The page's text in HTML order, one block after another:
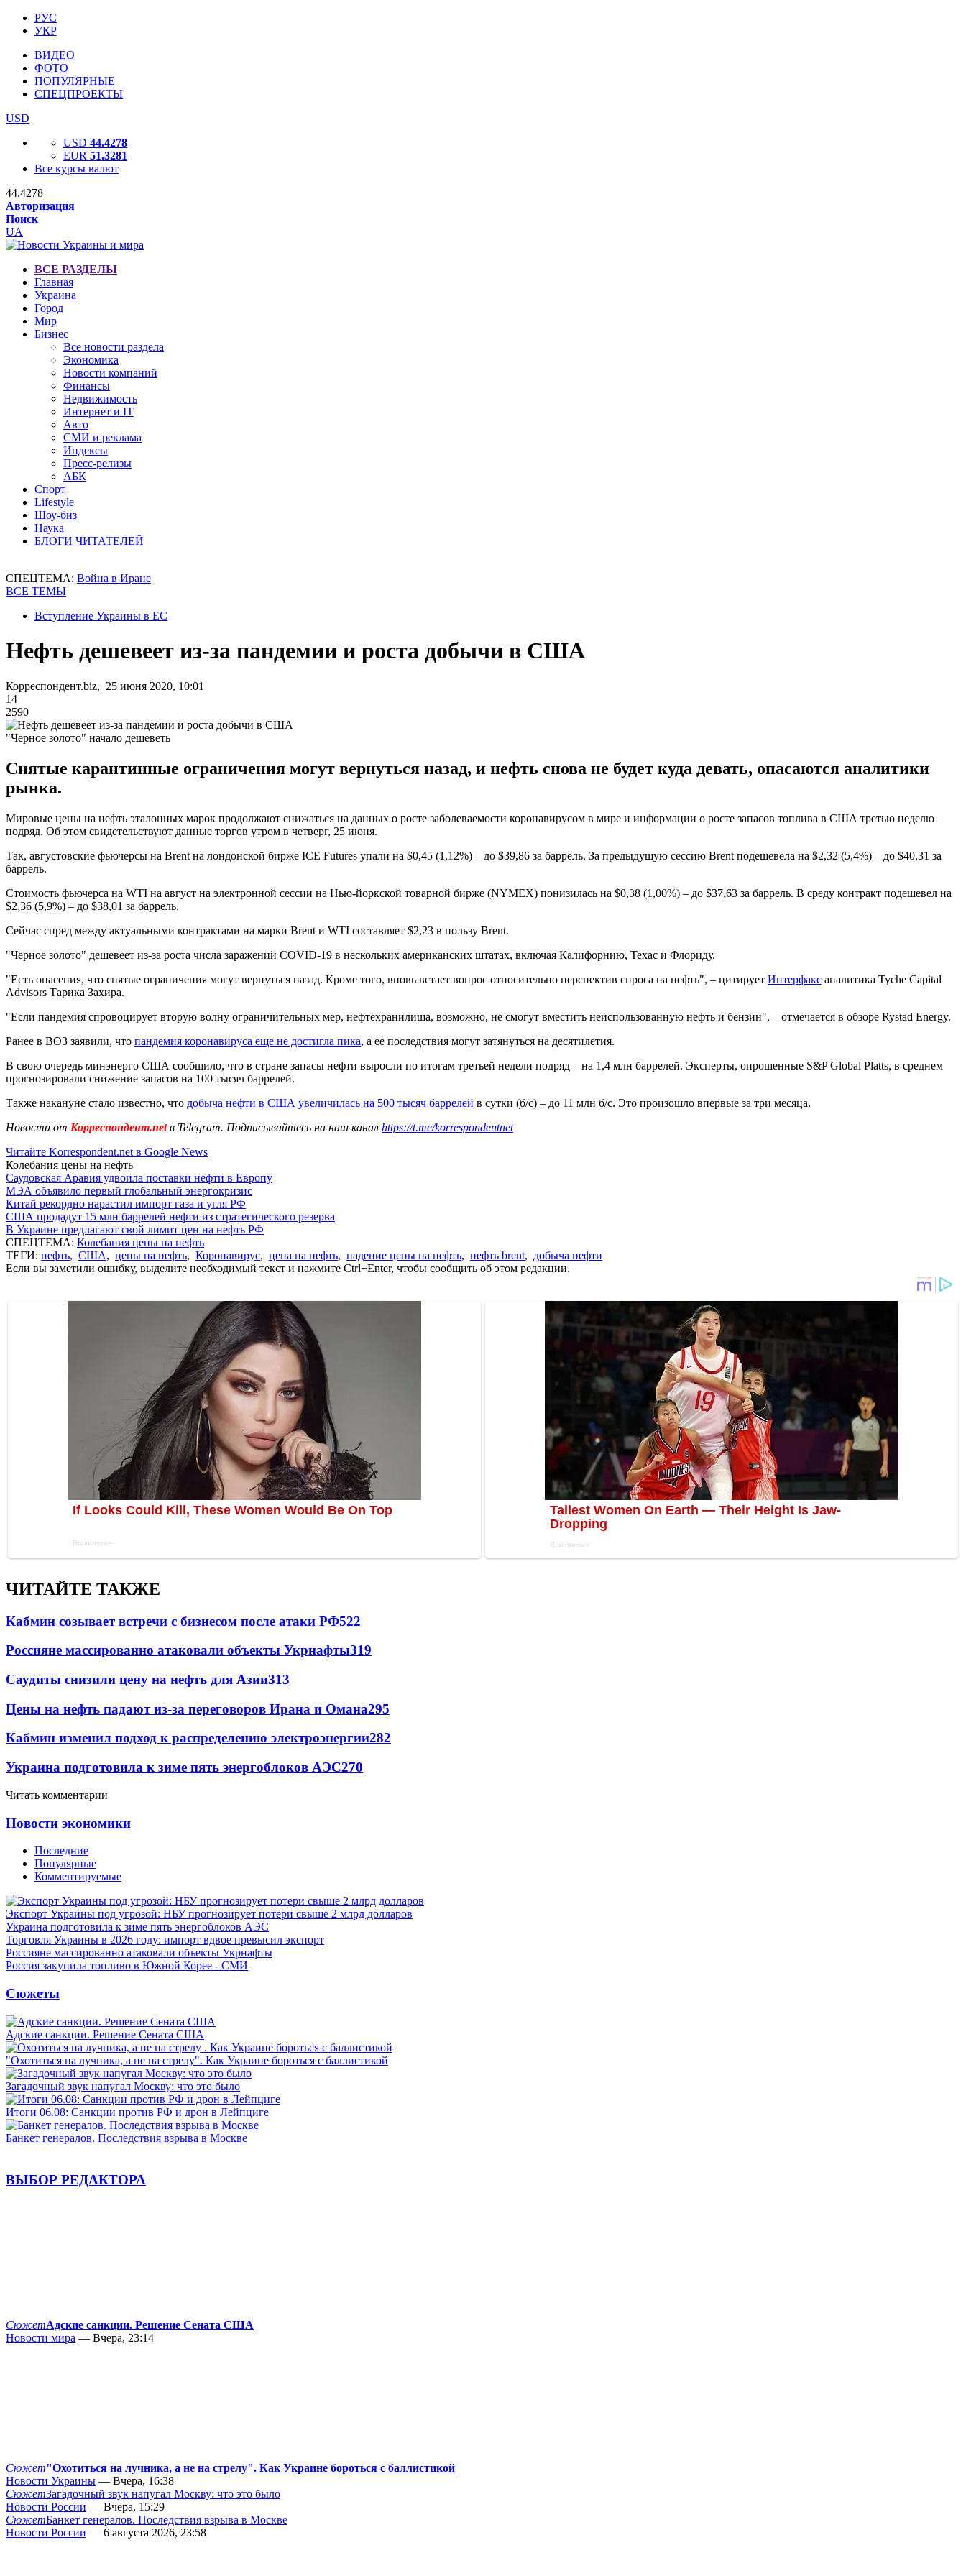
РУС
УКР
ВИДЕО
ФОТО
ПОПУЛЯРНЫЕ
СПЕЦПРОЕКТЫ
USD
USD 44.4278
EUR 51.3281
Все курсы валют
44.4278
Авторизация
Поиск
UA
ВСЕ РАЗДЕЛЫ
Главная
Украина
Город
Мир
Бизнес
Все новости раздела
Экономика
Новости компаний
Финансы
Недвижимость
Интернет и IT
Авто
СМИ и реклама
Индексы
Пресс-релизы
АБК
Спорт
Lifestyle
Шоу-биз
Наука
БЛОГИ ЧИТАТЕЛЕЙ
СПЕЦТЕМА: Война в Иране
ВСЕ ТЕМЫ
Вступление Украины в ЕС
Нефть дешевеет из-за пандемии и роста добычи в США
Корреспондент.biz, 25 июня 2020, 10:01
14
2590
"Черное золото" начало дешеветь
Снятые карантинные ограничения могут вернуться назад, и нефть снова не будет куда девать, опасаются аналитики
рынка.
Мировые цены на нефть эталонных марок продолжают снижаться на данных о росте заболеваемости коронавирусом в мире и информации о росте запасов топлива в США третью неделю
подряд. Об этом свидетельствуют данные торгов утром в четверг, 25 июня.
Так, августовские фьючерсы на Brent на лондонской бирже ICE Futures упали на $0,45 (1,12%) – до $39,86 за баррель. За предыдущую сессию Brent подешевела на $2,32 (5,4%) – до $40,31 за
баррель.
Стоимость фьючерса на WTI на август на электронной сессии на Нью-йоркской товарной бирже (NYMEX) понизилась на $0,38 (1,00%) – до $37,63 за баррель. В среду контракт подешевел на
$2,36 (5,9%) – до $38,01 за баррель.
Сейчас спред между актуальными контрактами на марки Brent и WTI составляет $2,23 в пользу Brent.
"Черное золото" дешевеет из-за роста числа заражений COVID-19 в нескольких американских штатах, включая Калифорнию, Техас и Флориду.
"Есть опасения, что снятые ограничения могут вернуться назад. Кроме того, вновь встает вопрос относительно перспектив спроса на нефть", – цитирует Интерфакс аналитика Tyche Capital
Advisors Тарика Захира.
"Если пандемия спровоцирует вторую волну ограничительных мер, нефтехранилища, возможно, не смогут вместить неиспользованную нефть и бензин", – отмечается в обзоре Rystad Energy.
Ранее в ВОЗ заявили, что пандемия коронавируса еще не достигла пика, а ее последствия могут затянуться на десятилетия.
В свою очередь минэнерго США сообщило, что в стране запасы нефти выросли по итогам третьей недели подряд – на 1,4 млн баррелей. Эксперты, опрошенные S&P Global Platts, в среднем
прогнозировали снижение запасов на 100 тысяч баррелей.
Также накануне стало известно, что добыча нефти в США увеличилась на 500 тысяч баррелей в сутки (б/с) – до 11 млн б/с. Это произошло впервые за три месяца.
Новости от Корреспондент.netв Telegram. Подписывайтесь на наш канал https://t.me/korrespondentnet
Читайте Korrespondent.net в Google News
Колебания цены на нефть
Саудовская Аравия удвоила поставки нефти в Европу
МЭА объявило первый глобальный энергокризис
Китай рекордно нарастил импорт газа и угля РФ
США продадут 15 млн баррелей нефти из стратегического резерва
В Украине предлагают свой лимит цен на нефть РФ
СПЕЦТЕМА: Колебания цены на нефть
ТЕГИ: нефть, США, цены на нефть, Коронавирус, цена на нефть, падение цены на нефть, нефть brent, добыча нефти
Если вы заметили ошибку, выделите необходимый текст и нажмите Ctrl+Enter, чтобы сообщить об этом редакции.
ЧИТАЙТЕ ТАКЖЕ
Кабмин созывает встречи с бизнесом после атаки РФ522
Россияне массированно атаковали объекты Укрнафты319
Саудиты снизили цену на нефть для Азии313
Цены на нефть падают из-за переговоров Ирана и Омана295
Кабмин изменил подход к распределению электроэнергии282
Украина подготовила к зиме пять энергоблоков АЭС270
Читать комментарии
Новости экономики
Последние
Популярные
Комментируемые
Экспорт Украины под угрозой: НБУ прогнозирует потери свыше 2 млрд долларов
Украина подготовила к зиме пять энергоблоков АЭС
Торговля Украины в 2026 году: импорт вдвое превысил экспорт
Россияне массированно атаковали объекты Укрнафты
Россия закупила топливо в Южной Корее - СМИ
Сюжеты
Адские санкции. Решение Сената США
"Охотиться на лучника, а не на стрелу". Как Украине бороться с баллистикой
Загадочный звук напугал Москву: что это было
Итоги 06.08: Санкции против РФ и дрон в Лейпциге
Банкет генералов. Последствия взрыва в Москве
ВЫБОР РЕДАКТОРА
СюжетАдские санкции. Решение Сената США
Новости мира — Вчера, 23:14
Сюжет"Охотиться на лучника, а не на стрелу". Как Украине бороться с баллистикой
Новости Украины — Вчера, 16:38
СюжетЗагадочный звук напугал Москву: что это было
Новости России — Вчера, 15:29
СюжетБанкет генералов. Последствия взрыва в Москве
Новости России — 6 августа 2026, 23:58